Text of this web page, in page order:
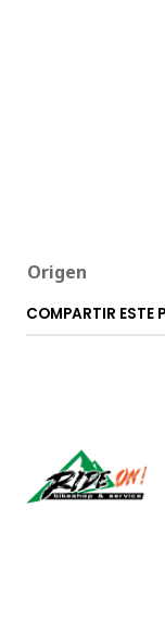
Origen
COMPARTIR ESTE